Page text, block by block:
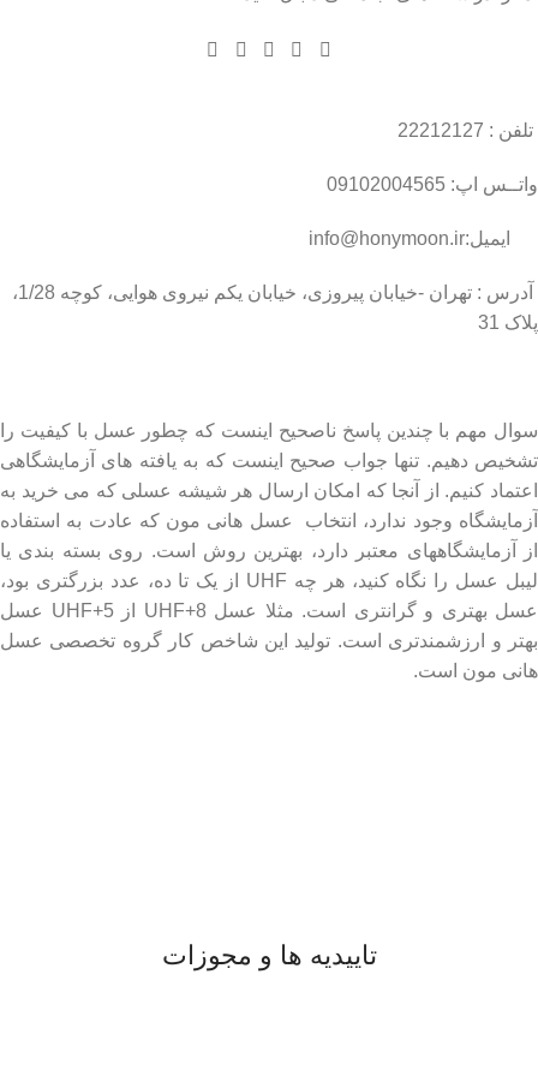
تلفن : 22212127
واتــس اپ: 09102004565
ایمیل:info@honymoon.ir
آدرس : تهران -خیابان پیروزی، خیابان یکم نیروی هوایی، کوچه 1/28،
پلاک 31
سوال مهم با چندین پاسخ ناصحیح اینست که چطور عسل با کیفیت را
تشخیص دهیم. تنها جواب صحیح اینست که به یافته های آزمایشگاهی
اعتماد کنیم. از آنجا که امکان ارسال هر شیشه عسلی که می خرید به
آزمایشگاه وجود ندارد، انتخاب عسل هانی مون که عادت به استفاده
از آزمایشگاههای معتبر دارد، بهترین روش است. روی بسته بندی یا
لیبل عسل را نگاه کنید، هر چه UHF از یک تا ده، عدد بزرگتری بود،
عسل بهتری و گرانتری است. مثلا عسل UHF+8 از UHF+5 عسل
بهتر و ارزشمندتری است. تولید این شاخص کار گروه تخصصی عسل
هانی مون است.
تاییدیه ها و مجوزات